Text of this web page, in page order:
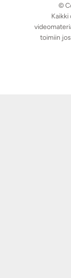
©
toimiin